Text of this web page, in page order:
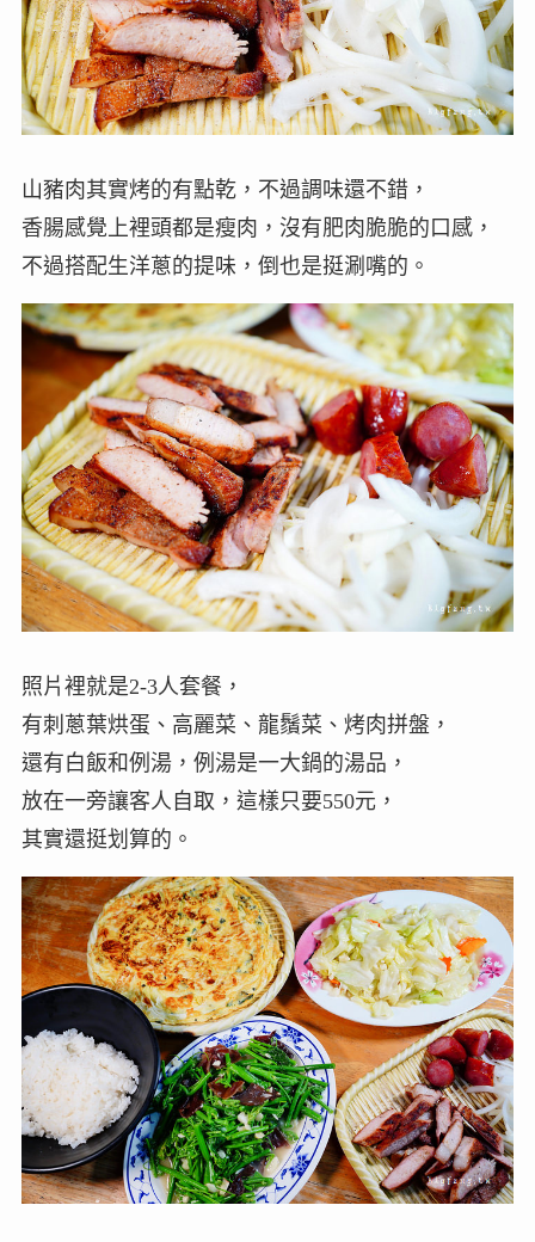
山豬肉其實烤的有點乾，不過調味還不錯，
香腸感覺上裡頭都是瘦肉，沒有肥肉脆脆的口感，
不過搭配生洋蔥的提味，倒也是挺涮嘴的。
照片裡就是2-3人套餐，
有刺蔥葉烘蛋、高麗菜、龍鬚菜、烤肉拼盤，
還有白飯和例湯，例湯是一大鍋的湯品，
放在一旁讓客人自取，這樣只要550元，
其實還挺划算的。